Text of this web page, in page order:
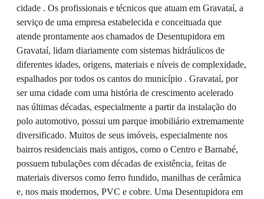
cidade . Os profissionais e técnicos que atuam em Gravataí, a
serviço de uma empresa estabelecida e conceituada que
atende prontamente aos chamados de Desentupidora em
Gravataí, lidam diariamente com sistemas hidráulicos de
diferentes idades, origens, materiais e níveis de complexidade,
espalhados por todos os cantos do município . Gravataí, por
ser uma cidade com uma história de crescimento acelerado
nas últimas décadas, especialmente a partir da instalação do
polo automotivo, possui um parque imobiliário extremamente
diversificado. Muitos de seus imóveis, especialmente nos
bairros residenciais mais antigos, como o Centro e Barnabé,
possuem tubulações com décadas de existência, feitas de
materiais diversos como ferro fundido, manilhas de cerâmica
e, nos mais modernos, PVC e cobre. Uma Desentupidora em